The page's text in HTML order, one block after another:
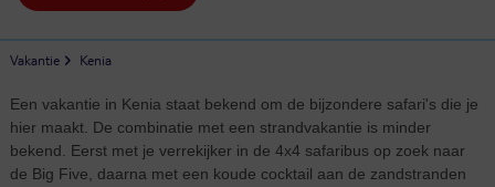
Vakantie Kenia
Een vakantie in Kenia staat bekend om de bijzondere safari's die je
hier maakt. De combinatie met een strandvakantie is minder
bekend. Eerst met je verrekijker in de 4x4 safaribus op zoek naar
de Big Five, daarna met een koude cocktail aan de zandstranden